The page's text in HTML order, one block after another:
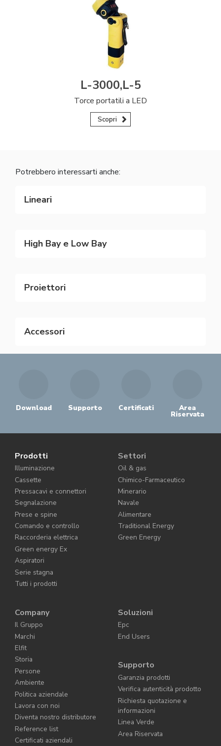
L-3000,L-5
Torce portatili a LED
Scopri
Potrebbero interessarti anche:
Lineari
High Bay e Low Bay
Proiettori
Accessori
Download Supporto Certificati Area
Riservata
Prodotti
Illuminazione
Cassette
Pressacavi e connettori
Segnalazione
Prese e spine
Comando e controllo
Raccorderia elettrica
Green energy Ex
Aspiratori
Serie stagna
Tutti i prodotti
Settori
Oil & gas
Chimico-Farmaceutico
Minerario
Navale
Alimentare
Traditional Energy
Green Energy
Company
Il Gruppo
Marchi
Elfit
Storia
Persone
Ambiente
Politica aziendale
Lavora con noi
Diventa nostro distributore
Reference list
Certificati aziendali
Soluzioni
Epc
End Users
Supporto
Garanzia prodotti
Verifica autenticità prodotto
Richiesta quotazione e
informazioni
Linea Verde
Area Riservata